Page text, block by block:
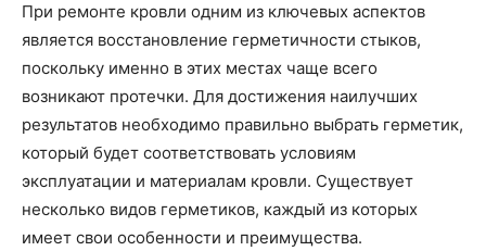
При ремонте кровли одним из ключевых аспектов
является восстановление герметичности стыков,
поскольку именно в этих местах чаще всего
возникают протечки. Для достижения наилучших
результатов необходимо правильно выбрать герметик,
который будет соответствовать условиям
эксплуатации и материалам кровли. Существует
несколько видов герметиков, каждый из которых
имеет свои особенности и преимущества.